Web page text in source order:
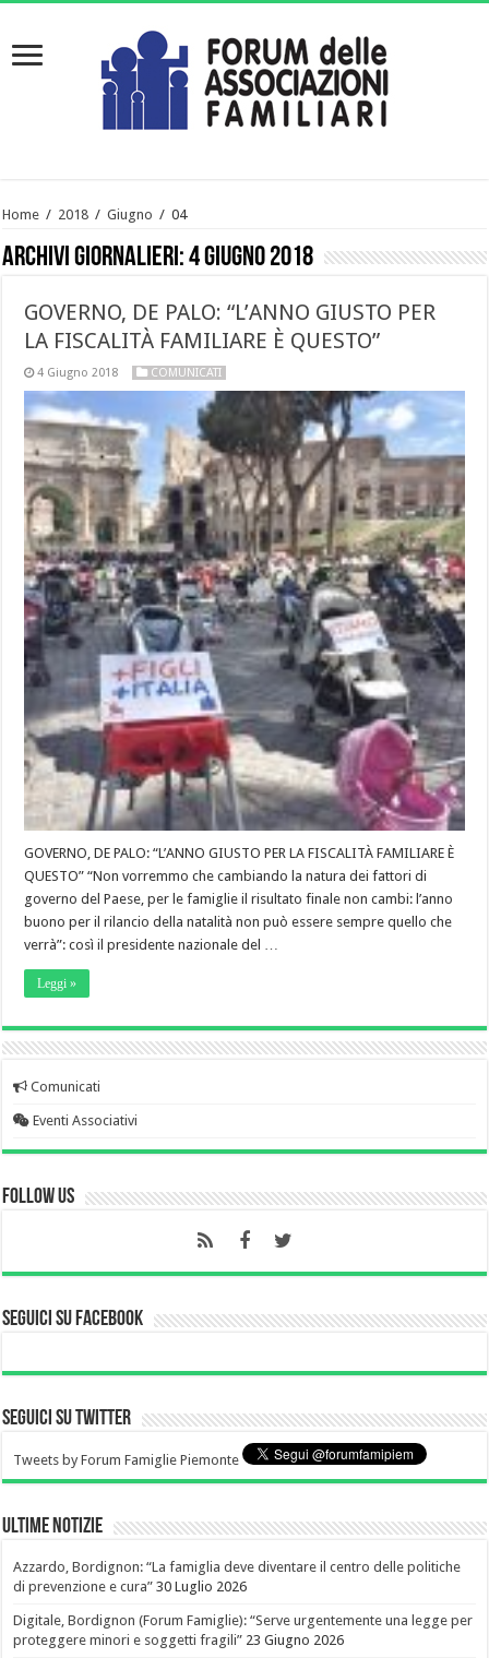
Home / 2018 / Giugno / 04
Archivi giornalieri:4 Giugno 2018
GOVERNO, DE PALO: “L’ANNO GIUSTO PER
LA FISCALITÀ FAMILIARE È QUESTO”
4 Giugno 2018 COMUNICATI
GOVERNO, DE PALO: “L’ANNO GIUSTO PER LA FISCALITÀ FAMILIARE È
QUESTO” “Non vorremmo che cambiando la natura dei fattori di
governo del Paese, per le famiglie il risultato finale non cambi: l’anno
buono per il rilancio della natalità non può essere sempre quello che
verrà”: così il presidente nazionale del …
Leggi »
Comunicati
Eventi Associativi
Follow Us
Seguici su Facebook
Seguici su Twitter
Tweets by Forum Famiglie Piemonte
Ultime notizie
Azzardo, Bordignon: “La famiglia deve diventare il centro delle politiche
di prevenzione e cura” 30 Luglio 2026
Digitale, Bordignon (Forum Famiglie): “Serve urgentemente una legge per
proteggere minori e soggetti fragili” 23 Giugno 2026